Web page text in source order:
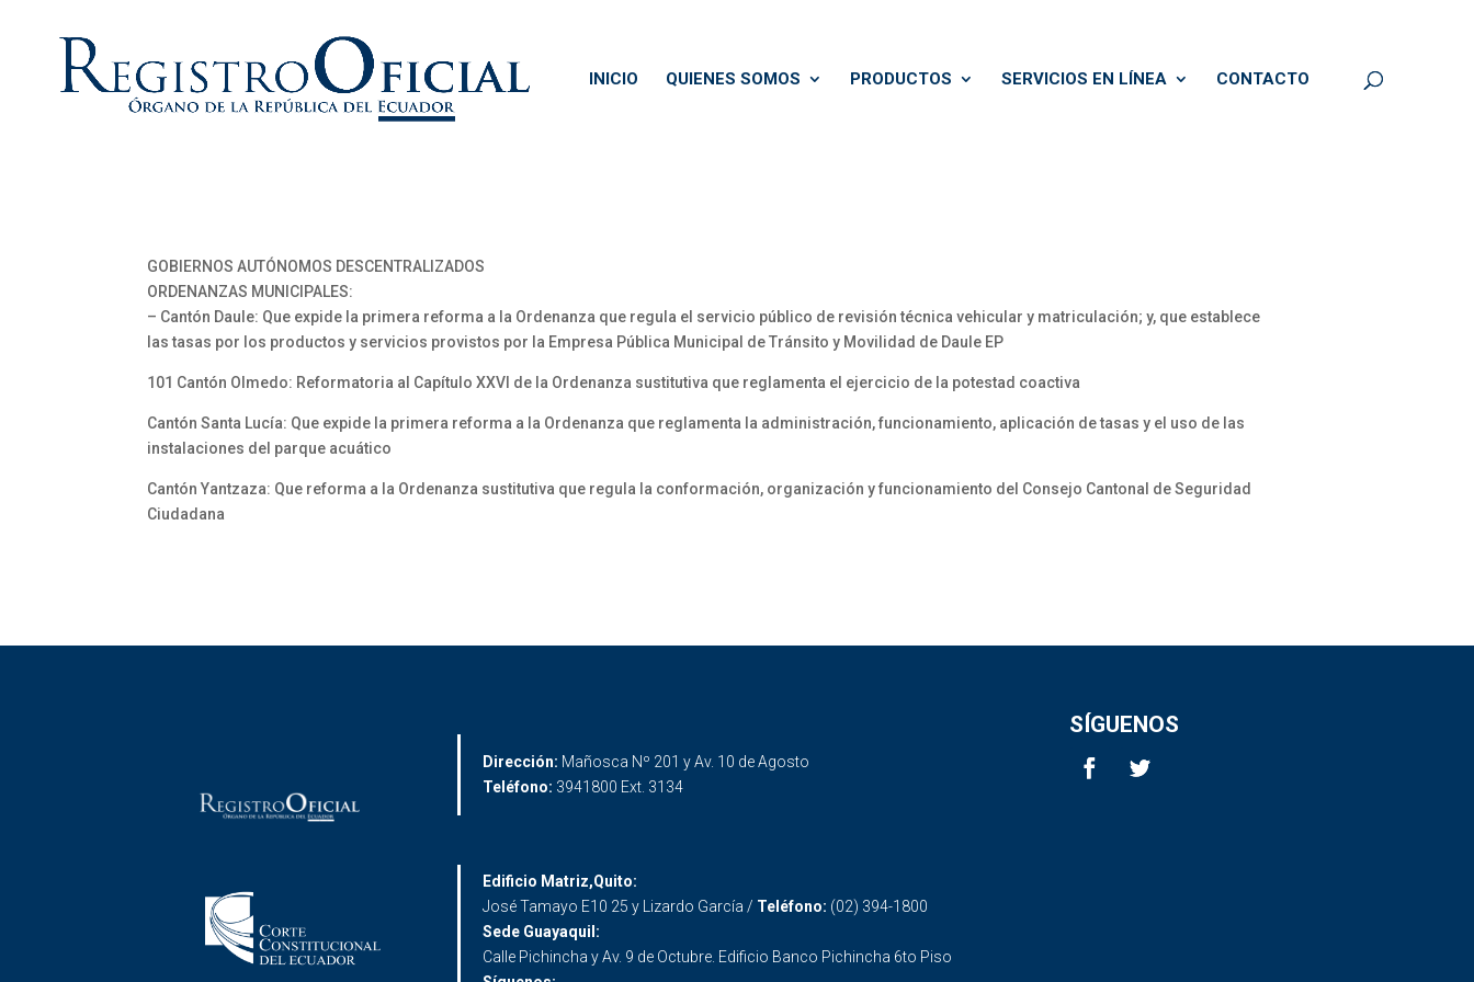
INICIO QUIENES SOMOS PRODUCTOS SERVICIOS EN LÍNEA CONTACTO
GOBIERNOS AUTÓNOMOS DESCENTRALIZADOS
ORDENANZAS MUNICIPALES:
– Cantón Daule: Que expide la primera reforma a la Ordenanza que regula el servicio público de revisión técnica vehicular y matriculación; y, que establece
las tasas por los productos y servicios provistos por la Empresa Pública Municipal de Tránsito y Movilidad de Daule EP
101 Cantón Olmedo: Reformatoria al Capítulo XXVI de la Ordenanza sustitutiva que reglamenta el ejercicio de la potestad coactiva
Cantón Santa Lucía: Que expide la primera reforma a la Ordenanza que reglamenta la administración, funcionamiento, aplicación de tasas y el uso de las
instalaciones del parque acuático
Cantón Yantzaza: Que reforma a la Ordenanza sustitutiva que regula la conformación, organización y funcionamiento del Consejo Cantonal de Seguridad
Ciudadana
Dirección: Mañosca Nº 201 y Av. 10 de Agosto
Teléfono: 3941800 Ext. 3134
SÍGUENOS
Edificio Matriz,Quito:
José Tamayo E10 25 y Lizardo García / Teléfono: (02) 394-1800
Sede Guayaquil:
Calle Pichincha y Av. 9 de Octubre. Edificio Banco Pichincha 6to Piso